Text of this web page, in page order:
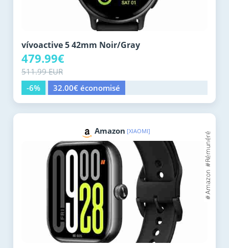
vívoactive 5 42mm Noir/Gray
479.99€
511.99 EUR
-6%
32.00€ économisé
Amazon [XIAOMI]